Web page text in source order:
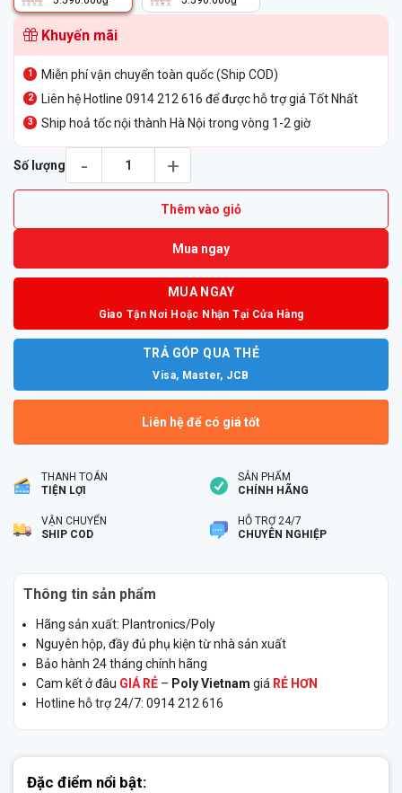
Khuyến mãi
Miễn phí vận chuyển toàn quốc (Ship COD)
Liên hệ Hotline 0914 212 616 để được hỗ trợ giá Tốt Nhất
Ship hoả tốc nội thành Hà Nội trong vòng 1-2 giờ
Số lượng
Thêm vào giỏ
Mua ngay
MUA NGAY
Giao Tận Nơi Hoặc Nhận Tại Cửa Hàng
TRẢ GÓP QUA THẺ
Visa, Master, JCB
Liên hệ để có giá tốt
THANH TOÁN
TIỆN LỢI
SẢN PHẨM
CHÍNH HÃNG
VẬN CHUYỂN
SHIP COD
HỖ TRỢ 24/7
CHUYÊN NGHIỆP
Thông tin sản phẩm
Hãng sản xuất: Plantronics/Poly
Nguyên hộp, đầy đủ phụ kiện từ nhà sản xuất
Bảo hành 24 tháng chính hãng
Cam kết ở đâu GIÁ RẺ – Poly Vietnam giá RẺ HƠN
Hotline hỗ trợ 24/7: 0914 212 616
Đặc điểm nổi bật: